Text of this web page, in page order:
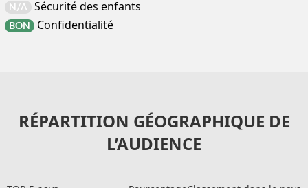
N/A Sécurité des enfants
BON Confidentialité
RÉPARTITION GÉOGRAPHIQUE DE
L’AUDIENCE